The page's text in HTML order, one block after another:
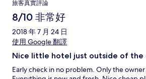
旅客真實評論
8/10 非常好
2018 年 7 月 24 日
使用 Google 翻譯
Nice little hotel just outside of the
Early check in no problem. Only the owner